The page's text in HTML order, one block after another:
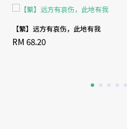
【繁】远方有哀伤，此地有我
RM 68.20